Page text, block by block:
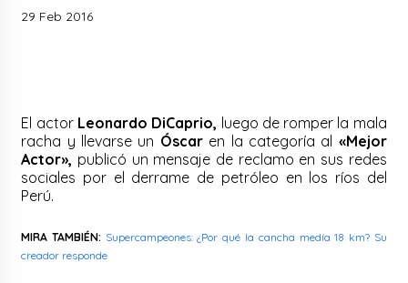
29 Feb 2016
El actor Leonardo DiCaprio, luego de romper la mala
racha y llevarse un Óscaren la categoría al «Mejor
Actor», publicó un mensaje de reclamo en sus redes
sociales por el derrame de petróleo en los ríos del
Perú.
MIRA TAMBIÉN: Supercampeones: ¿Por qué la cancha medía 18 km? Su
creador responde